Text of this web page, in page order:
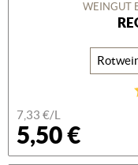
WEINGUT
7,33 €/L
5,50 €